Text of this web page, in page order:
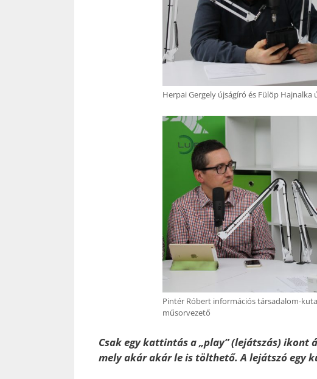
Herpai Gergely újságíró és Fülöp Hajnalka
Pintér Róbert információs társadalom-
műsorvezető
Csak egy kattintás a „play” (lejátszás) ikont
mely akár akár le is tölthető. A lejátszó egy